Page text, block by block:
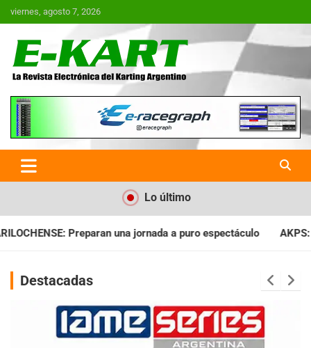
Saltar
al
viernes, agosto 7, 2026
E-Kart.com.ar | La Revista
Electrónica del Karting en
Argentina
Lo último
a puro espectáculo AKPS: Intervino la IGJ y oficializó el
Destacadas